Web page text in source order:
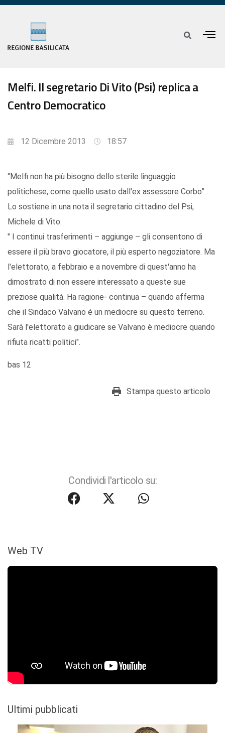
Melfi. Il segretario Di Vito (Psi) replica a
Centro Democratico
12 Dicembre 2013 18:57
“Melfi non ha più bisogno dello sterile linguaggio
politichese, come quello usato dall'ex assessore Corbo” .
Lo sostiene in una nota il segretario cittadino del Psi,
Michele di Vito.
" I continui trasferimenti – aggiunge – gli consentono di
essere il più bravo giocatore, il più esperto negoziatore. Ma
l'elettorato, a febbraio e a novembre di quest'anno ha
dimostrato di non essere interessato a queste sue
preziose qualità. Ha ragione- continua – quando afferma
che il Sindaco Valvano é un mediocre su questo terreno.
Sarà l'elettorato a giudicare se Valvano è mediocre quando
rifiuta ricatti politici".
bas 12
Stampa questo articolo
Condividi l'articolo su:
Web TV
Ultimi pubblicati